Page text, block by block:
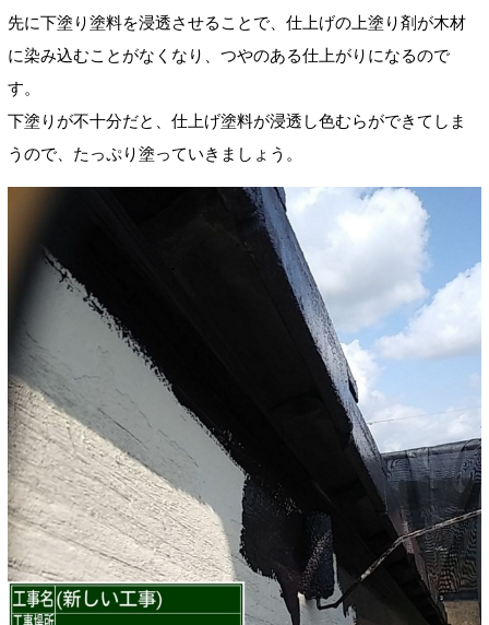
先に下塗り塗料を浸透させることで、仕上げの上塗り剤が木材
に染み込むことがなくなり、つやのある仕上がりになるので
す。
下塗りが不十分だと、仕上げ塗料が浸透し色むらができてしま
うので、たっぷり塗っていきましょう。